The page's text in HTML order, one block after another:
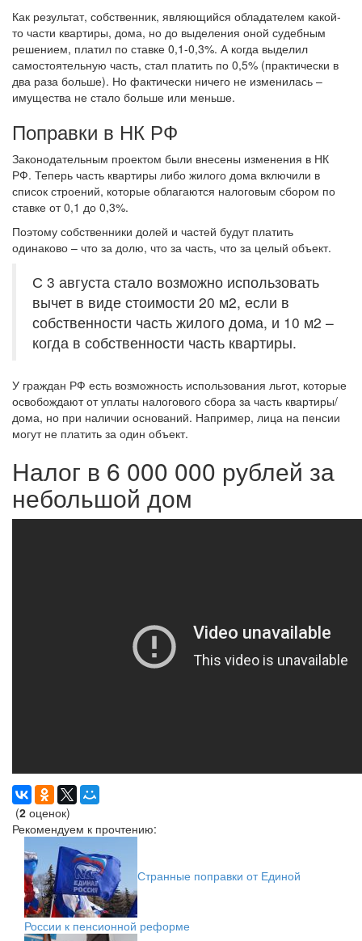
Как результат, собственник, являющийся обладателем какой-
то части квартиры, дома, но до выделения оной судебным
решением, платил по ставке 0,1-0,3%. А когда выделил
самостоятельную часть, стал платить по 0,5% (практически в
два раза больше). Но фактически ничего не изменилась –
имущества не стало больше или меньше.
Поправки в НК РФ
Законодательным проектом были внесены изменения в НК
РФ. Теперь часть квартиры либо жилого дома включили в
список строений, которые облагаются налоговым сбором по
ставке от 0,1 до 0,3%.
Поэтому собственники долей и частей будут платить
одинаково – что за долю, что за часть, что за целый объект.
С 3 августа стало возможно использовать
вычет в виде стоимости 20 м2, если в
собственности часть жилого дома, и 10 м2 –
когда в собственности часть квартиры.
У граждан РФ есть возможность использования льгот, которые
освобождают от уплаты налогового сбора за часть квартиры/
дома, но при наличии оснований. Например, лица на пенсии
могут не платить за один объект.
Налог в 6 000 000 рублей за
небольшой дом
(2 оценок)
Рекомендуем к прочтению:
Странные поправки от Единой
России к пенсионной реформе